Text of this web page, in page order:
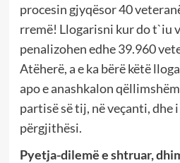
procesin gjyqësor 40
rremë! Llogarisni kur do t`iu
penalizohen edhe 39.960
Atëherë, a e ka bërë këtë
apo e anashkalon
partisë së tij, në veçanti, dhe
përgjithësi.
Pyetja-dilemë e shtruar,